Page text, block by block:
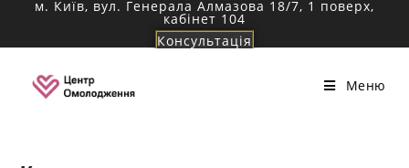
Перейтим. Київ, вул. Генерала Алмазова 18/7, 1 поверх,
кабінет 104
Консультація
Меню